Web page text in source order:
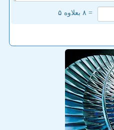
= ۸ بعلاوه ۵